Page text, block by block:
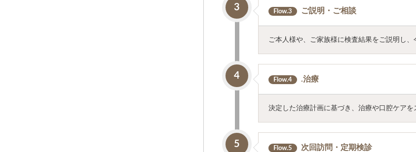
3 Flow.3 ご説明・ご相談
ご本人様や、ご家族様に検査結果をご説明し、
4 Flow.4 .治療
決定した治療計画に基づき、治療や口腔ケアを
5 Flow.5 次回訪問・定期検診